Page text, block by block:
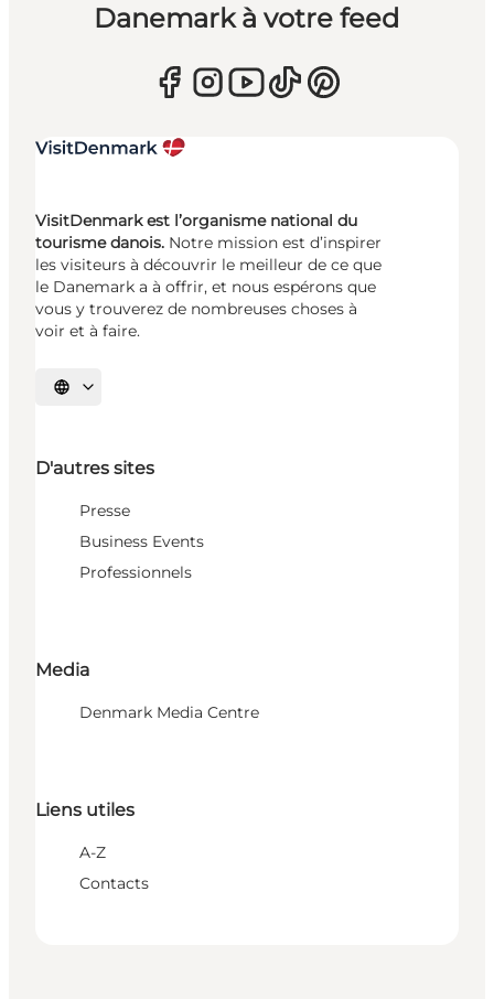
Danemark à votre feed
VisitDenmark est l’organisme national du
tourisme danois. Notre mission est d’inspirer
les visiteurs à découvrir le meilleur de ce que
le Danemark a à offrir, et nous espérons que
vous y trouverez de nombreuses choses à
voir et à faire.
Choisissez la langue
D'autres sites
Presse
Business Events
Professionnels
Media
Denmark Media Centre
Liens utiles
A-Z
Contacts